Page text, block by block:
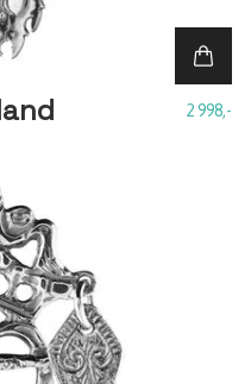
2 998,-